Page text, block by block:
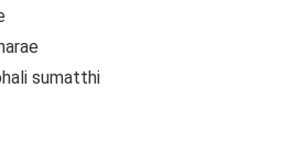
sumatthi